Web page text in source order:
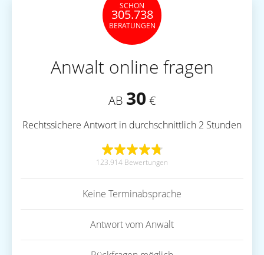
SCHON
305.738
BERATUNGEN
Anwalt online fragen
AB 30 €
Rechtssichere Antwort in durchschnittlich 2 Stunden
123.914 Bewertungen
Keine Terminabsprache
Antwort vom Anwalt